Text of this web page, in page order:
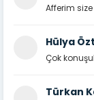
Afferim size
Hülya
Çok
Türkan